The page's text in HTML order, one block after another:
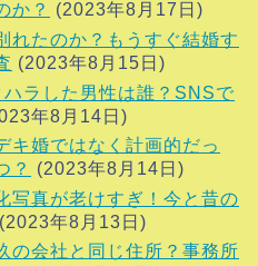
か？
(2023年8月17日)
れたのか？もうすぐ結婚す
(2023年8月15日)
ハラした男性は誰？SNSで
年8月14日)
キ婚ではなく計画的だっ
？
(2023年8月14日)
写真が老けすぎ！今と昔の
(2023年8月13日)
の会社と同じ住所？事務所